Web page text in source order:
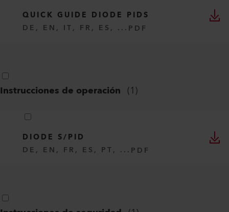
QUICK GUIDE DIODE PIDS
DE, EN, IT, FR, ES, ... PDF
Instrucciones de operación (1)
DIODE S/PID
DE, EN, FR, ES, PT, ... PDF